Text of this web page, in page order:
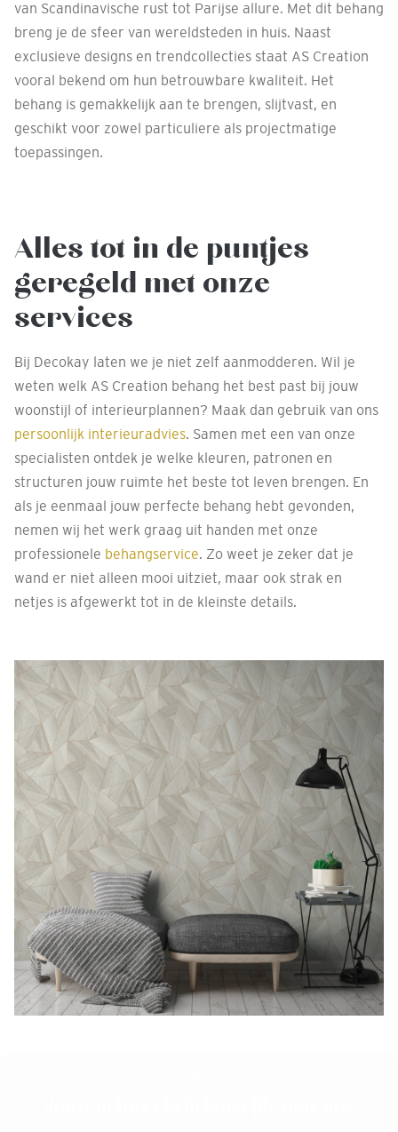
van Scandinavische rust tot Parijse allure. Met dit behang
breng je de sfeer van wereldsteden in huis. Naast
exclusieve designs en trendcollecties staat AS Creation
vooral bekend om hun betrouwbare kwaliteit. Het
behang is gemakkelijk aan te brengen, slijtvast, en
geschikt voor zowel particuliere als projectmatige
toepassingen.
Alles tot in de puntjes
geregeld met onze
services
Bij Decokay laten we je niet zelf aanmodderen. Wil je
weten welk AS Creation behang het best past bij jouw
woonstijl of interieurplannen? Maak dan gebruik van ons
persoonlijk interieuradvies. Samen met een van onze
specialisten ontdek je welke kleuren, patronen en
structuren jouw ruimte het beste tot leven brengen. En
als je eenmaal jouw perfecte behang hebt gevonden,
nemen wij het werk graag uit handen met onze
professionele behangservice. Zo weet je zeker dat je
wand er niet alleen mooi uitziet, maar ook strak en
netjes is afgewerkt tot in de kleinste details.